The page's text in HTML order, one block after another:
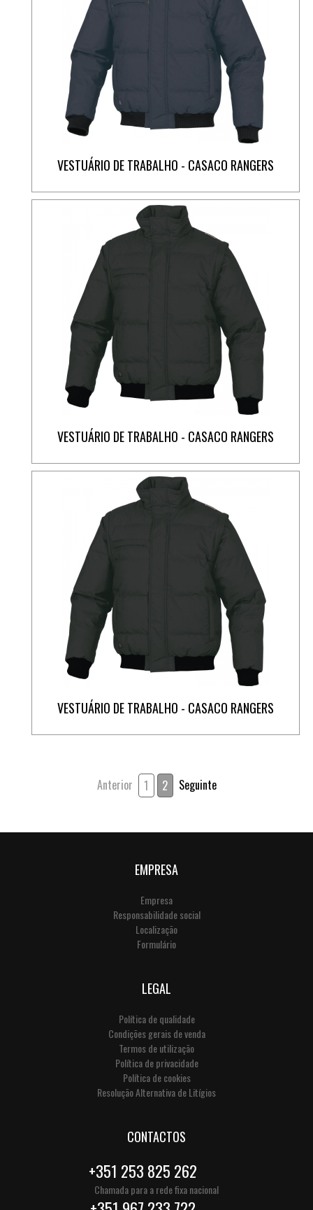
VESTUÁRIO DE TRABALHO - CASACO RANGERS
VESTUÁRIO DE TRABALHO - CASACO RANGERS
VESTUÁRIO DE TRABALHO - CASACO RANGERS
Anterior 1 2 Seguinte
EMPRESA
Empresa
Responsabilidade social
Localização
Formulário
LEGAL
Política de qualidade
Condições gerais de venda
Termos de utilização
Política de privacidade
Política de cookies
Resolução Alternativa de Litígios
CONTACTOS
+351 253 825 262
Chamada para a rede fixa nacional